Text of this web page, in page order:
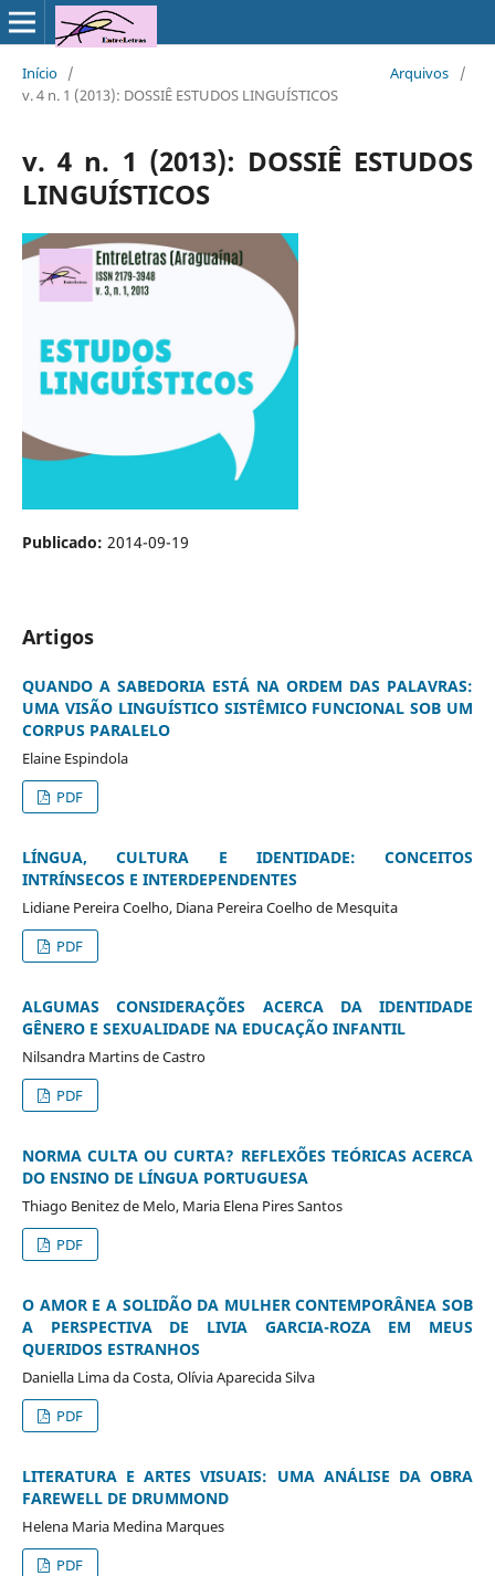
Início / Arquivos
/
v. 4 n. 1 (2013): DOSSIÊ ESTUDOS LINGUÍSTICOS
v. 4 n. 1 (2013): DOSSIÊ ESTUDOS
LINGUÍSTICOS
Publicado: 2014-09-19
Artigos
QUANDO A SABEDORIA ESTÁ NA ORDEM DAS PALAVRAS:
UMA VISÃO LINGUÍSTICO SISTÊMICO FUNCIONAL SOB UM
CORPUS PARALELO
Elaine Espindola
PDF
LÍNGUA, CULTURA E IDENTIDADE: CONCEITOS
INTRÍNSECOS E INTERDEPENDENTES
Lidiane Pereira Coelho, Diana Pereira Coelho de Mesquita
PDF
ALGUMAS CONSIDERAÇÕES ACERCA DA IDENTIDADE
GÊNERO E SEXUALIDADE NA EDUCAÇÃO INFANTIL
Nilsandra Martins de Castro
PDF
NORMA CULTA OU CURTA? REFLEXÕES TEÓRICAS ACERCA
DO ENSINO DE LÍNGUA PORTUGUESA
Thiago Benitez de Melo, Maria Elena Pires Santos
PDF
O AMOR E A SOLIDÃO DA MULHER CONTEMPORÂNEA SOB
A PERSPECTIVA DE LIVIA GARCIA-ROZA EM MEUS
QUERIDOS ESTRANHOS
Daniella Lima da Costa, Olívia Aparecida Silva
PDF
LITERATURA E ARTES VISUAIS: UMA ANÁLISE DA OBRA
FAREWELL DE DRUMMOND
Helena Maria Medina Marques
PDF